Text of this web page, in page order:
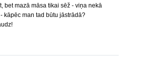
bet mazā māsa tikai sēž - viņa nekā
kāpēc man tad būtu jāstrādā?